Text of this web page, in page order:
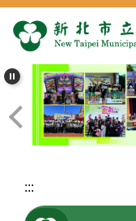
到
要
內
容
區
:::